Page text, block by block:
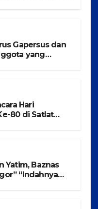
Gapersus dan
yang
Hari
80 di Satlat
Yatim, Baznas
“Indahnya